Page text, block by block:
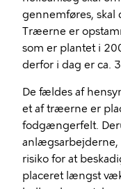
gennemføres,
Træerne er
som er plantet i
derfor i dag er ca.
De fældes af
et af træerne er
fodgængerfelt.
anlægsarbejderne,
risiko for at
placeret længst